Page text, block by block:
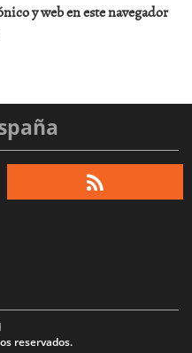
y web en este navegador
reservados.